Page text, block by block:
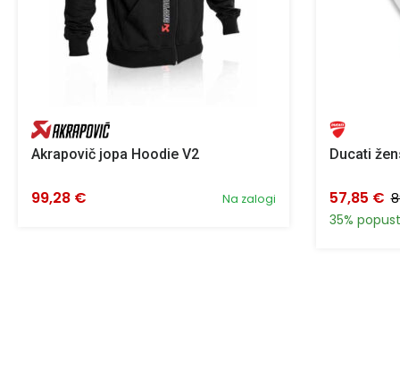
Akrapovič jopa Hoodie V2
Na zalogi
99,28 €
Ducati
57,85 €
35%